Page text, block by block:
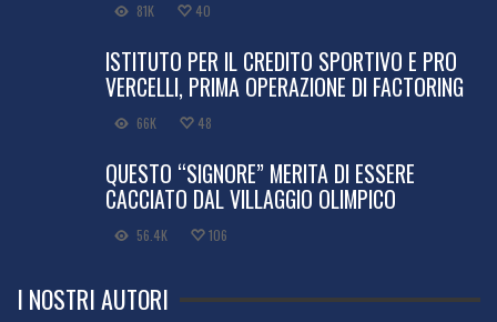
81K 40
ISTITUTO PER IL CREDITO SPORTIVO E PRO
VERCELLI, PRIMA OPERAZIONE DI FACTORING
66K 48
QUESTO “SIGNORE” MERITA DI ESSERE
CACCIATO DAL VILLAGGIO OLIMPICO
56.4K 106
I NOSTRI AUTORI